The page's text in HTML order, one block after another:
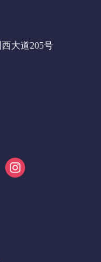
大道205号
instagram